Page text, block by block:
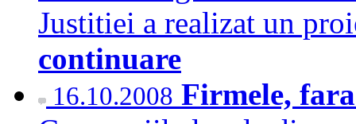
Justitiei a realizat un
continuare
16.10.2008 Firmele,